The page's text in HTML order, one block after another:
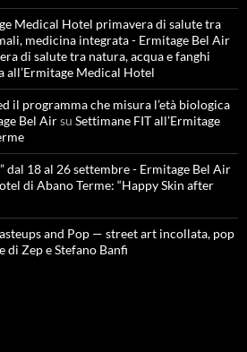
Medical Hotel primavera di salute tra
medicina integrata - Ermitage Bel Air
di salute tra natura, acqua e fanghi
Medical Hotel
il programma che misura l’età biologica
Bel Airsu Settimane FIT all’Ermitage
dal 18 al 26 settembre - Ermitage Bel Air
di Abano Terme: “Happy Skin after
and Pop — street art incollata, pop
Zep e Stefano Banfi